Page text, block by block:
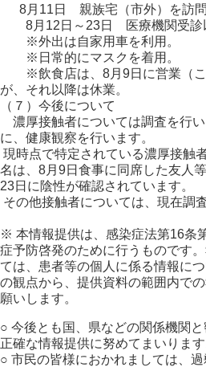
8月11日 親族宅（市外）を訪問
8月12日～23日 医療機関受診以
※外出は自家用車を利用。
※日常的にマスクを着用。
※飲食店は、8月9日に営業（こ
が、それ以降は休業。
（７）今後について
濃厚接触者については調査を行
に、健康観察を行います。
現時点で特定されている濃厚接触
名は、8月9日食事に同席した友人
23日に陰性が確認されています。
その他接触者については、現在調
※ 本情報提供は、感染症法第16条
症予防啓発のために行うものです
ては、患者等の個人に係る情報に
の観点から、提供資料の範囲内で
願いします。
○ 今後とも国、県などの関係機関
正確な情報提供に努めてまいります
○ 市民の皆様におかれましては、